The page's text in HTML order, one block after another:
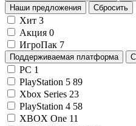
Наши предложения Сбросить
Хит 3
Акция 0
ИгроПак 7
Поддерживаемая платформа
PC 1
PlayStation 5 89
Xbox Series 23
PlayStation 4 58
XBOX One 11